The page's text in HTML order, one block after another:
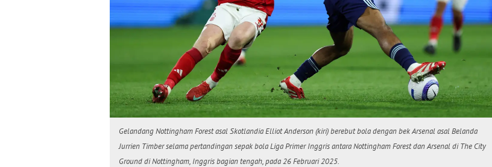
Gelandang Nottingham Forest asal Skotlandia Elliot Anderson (kiri) berebut bola dengan bek Arsenal asal Belanda
Jurrien Timber selama pertandingan sepak bola Liga Primer Inggris antara Nottingham Forest dan Arsenal di The City
Ground di Nottingham, Inggris bagian tengah, pada 26 Februari 2025.